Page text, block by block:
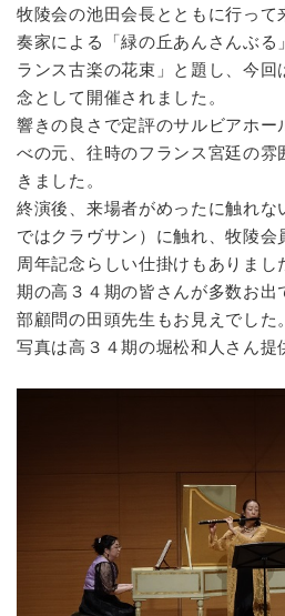
牧陵会の池田会長とともに行って
奏家による「緑の丘あんさんぶる
ランス古楽の花束」と題し、今
念として開催されました。
響きの良さで定評のサルビアホー
べの元、往時のフランス宮廷の
きました。
終演後、来場者がめったに触れな
ではクラヴサン）に触れ、牧陵会
周年記念らしい仕掛けもありま
期の高３４期の皆さんが多数お出
部顧問の田頭先生もお見えでした。
写真は高３４期の堀松和人さん提